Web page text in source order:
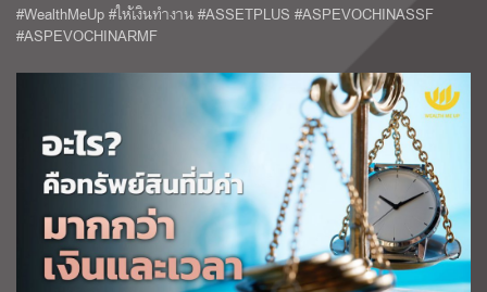
#WealthMeUp #ให้เงินทำงาน #ASSETPLUS #ASPEVOCHINASSF
#ASPEVOCHINARMF